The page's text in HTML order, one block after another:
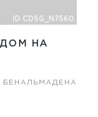
НА
БЕНАЛЬМАДЕНА
ID CDSG_N7560